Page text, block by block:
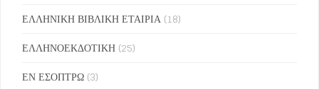
ΕΛΛΗΝΙΚΗ ΒΙΒΛΙΚΗ ΕΤΑΙΡΙΑ (18)
ΕΛΛΗΝΟΕΚΔΟΤΙΚΗ (25)
ΕΝ ΕΣΟΠΤΡΩ (3)